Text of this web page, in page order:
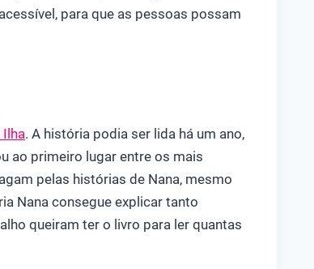
para que as pessoas possam
Ilha. A história podia ser lida há um ano,
ao primeiro lugar entre os mais
pelas histórias de Nana, mesmo
Nana consegue explicar tanto
queiram ter o livro para ler quantas